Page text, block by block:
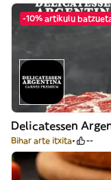
-10% artikulu
Delicatessen
Bihar arte itxita --